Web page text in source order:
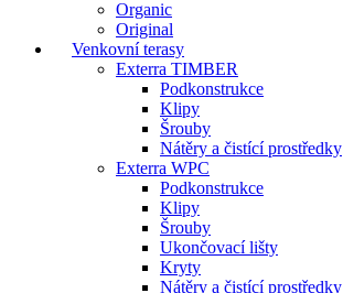
Organic
Original
Venkovní terasy
Exterra TIMBER
Podkonstrukce
Klipy
Šrouby
Nátěry a čistící prostředky
Exterra WPC
Podkonstrukce
Klipy
Šrouby
Ukončovací lišty
Kryty
Nátěry a čistící prostředky